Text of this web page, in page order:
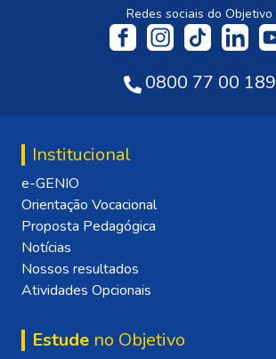
Redes sociais do Objetivo
0800 77 00 189
Institucional
e-GENIO
Orientação Vocacional
Proposta Pedagógica
Notícias
Nossos resultados
Atividades Opcionais
Estude no Objetivo